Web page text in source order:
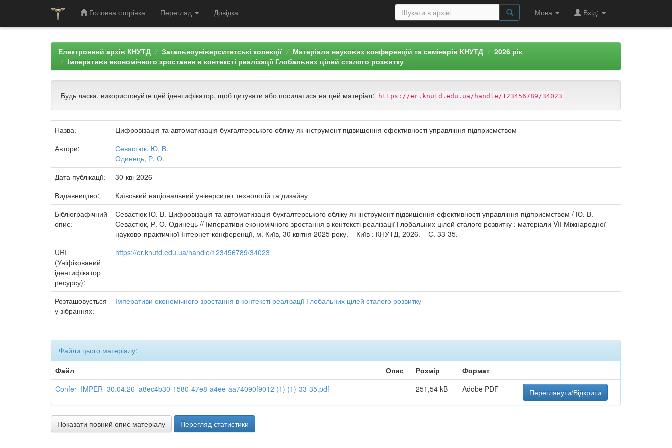
Головна сторінка Перегляд Довідка Мова Вхід:
Електронний архів КНУТД Загальноуніверситетські колекції Матеріали наукових конференцій та семінарів КНУТД
2026 рік
Імперативи економічного зростання в контексті реалізації Глобальних цілей сталого розвитку
Будь ласка, використовуйте цей ідентифікатор, щоб цитувати або посилатися на цей матеріал: https://er.knutd.edu.ua/handle/123456789/34023
Назва:
Цифровізація та автоматизація бухгалтерського обліку як інструмент підвищення ефективності управління підприємством
Автори:
Севастюк, Ю. В.
Одинець, Р. О.
Дата публікації:
30-кві-2026
Видавництво:
Київський національний університет технологій та дизайну
Бібліографічний
опис:
Севастюк Ю. В. Цифровізація та автоматизація бухгалтерського обліку як інструмент підвищення ефективності управління підприємством / Ю. В.
Севастюк, Р. О. Одинець // Імперативи економічного зростання в контексті реалізації Глобальних цілей сталого розвитку : матеріали VІІ Міжнародної
науково-практичної Інтернет-конференції, м. Київ, 30 квітня 2025 року. – Київ : КНУТД, 2026. – С. 33-35.
URI
(Уніфікований
ідентифікатор
ресурсу):
https://er.knutd.edu.ua/handle/123456789/34023
Розташовується
у зібраннях:
Імперативи економічного зростання в контексті реалізації Глобальних цілей сталого розвитку
Файли цього матеріалу:
Файл
Опис Розмір
Формат
Confer_IMPER_30.04.26_a8ec4b30-1580-47e8-a4ee-aa74090f9012 (1) (1)-33-35.pdf
251,54 kB Adobe PDF Переглянути/Відкрити
Показати повний опис матеріалу Перегляд статистики